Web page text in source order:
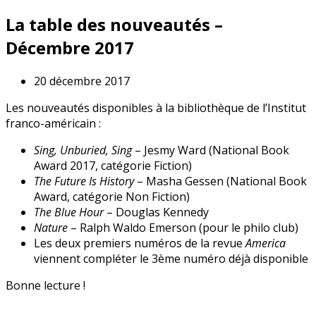
La table des nouveautés –
Décembre 2017
20 décembre 2017
Les nouveautés disponibles à la bibliothèque de l’Institut
franco-américain :
Sing, Unburied, Sing– Jesmy Ward (National Book
Award 2017, catégorie Fiction)
The Future Is History– Masha Gessen (National Book
Award, catégorie Non Fiction)
The Blue Hour– Douglas Kennedy
Nature – Ralph Waldo Emerson (pour le philo club)
Les deux premiers numéros de la revueAmerica
viennent compléter le 3ème numéro déjà disponible
Bonne lecture !